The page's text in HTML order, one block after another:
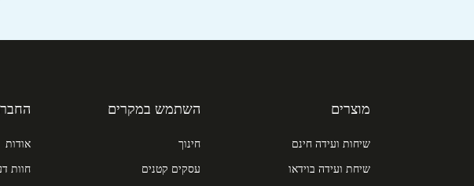
מוצרים
שיחות ועידה חינם
שיחת ועידה בוידאו
השתמש במקרים
חינוך
עסקים קטנים
אודות
חוות